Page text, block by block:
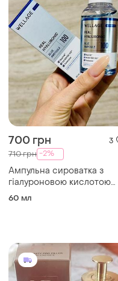
700 грн 3
710 грн -2%
Ампульна сироватка з
гіалуроновою кислотою
wellage real hyaluronic blue
60 мл